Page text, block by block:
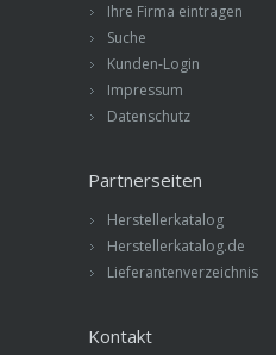
Ihre Firma eintragen
Suche
Kunden-Login
Impressum
Datenschutz
Partnerseiten
Herstellerkatalog
Herstellerkatalog.de
Lieferantenverzeichnis
Kontakt